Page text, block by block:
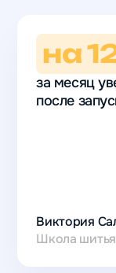
на
за месяц
после
Виктория
Школа